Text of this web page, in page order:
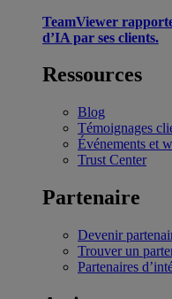
TeamViewer
d’IA par ses clients.
Ressources
Blog
Témoignages
Événements et
Trust Center
Partenaire
Devenir
Trouver un
Partenaires